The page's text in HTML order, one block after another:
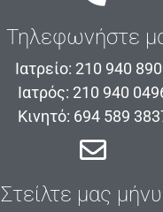
Τηλεφωνήστε
Ιατρείο: 210 940
Ιατρός: 210 940
Κινητό: 694 589
Στείλτε μας